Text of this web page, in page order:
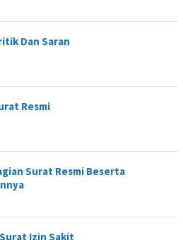
Dan Saran
Resmi
Surat Resmi Beserta
Izin Sakit